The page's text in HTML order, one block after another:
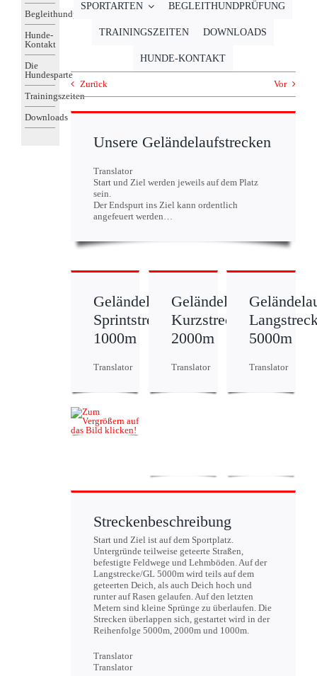
SPORTARTEN BEGLEITHUNDPRÜFUNG
TRAININGSZEITEN DOWNLOADS
HUNDE-KONTAKT
Zurück Vor
Unsere Geländelaufstrecken
Translator
Start und Ziel werden jeweils auf dem Platz
sein.
Der Endspurt ins Ziel kann ordentlich
angefeuert werden…
Geländelauf/
Sprintstrecke
1000m
Translator
Geländelauf/
Kurzstrecke
2000m
Translator
5000m
Translator
Streckenbeschreibung
Start und Ziel ist auf dem Sportplatz.
Untergründe teilweise geteerte Straßen,
befestigte Feldwege und Lehmböden. Auf der
Langstrecke/GL 5000m wird teils auf dem
geteerten Deich, als auch Deich hoch und
runter auf Rasen gelaufen. Auf den letzten
Metern sind kleine Sprünge zu überlaufen. Die
Strecken überlappen sich, gestartet wird in der
Reihenfolge 5000m, 2000m und 1000m.
Translator
Translator
Begleithundprüfung
Hunde-
Kontakt
Die
Hundesparte
Trainingszeiten
Downloads